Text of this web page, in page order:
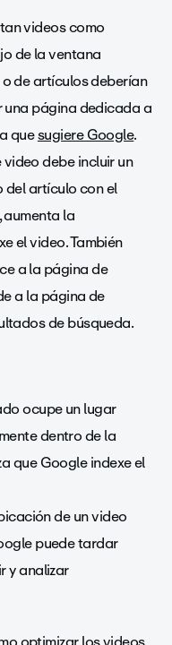
videos como
de la ventana
de artículos deberían
página dedicada a
quesugiere Google.
debe incluir un
del artículo con el
aumenta la
el video. También
a la página de
a la página de
de búsqueda.
ocupe un lugar
dentro de la
que Google indexe el
de un video
puede tardar
y analizar